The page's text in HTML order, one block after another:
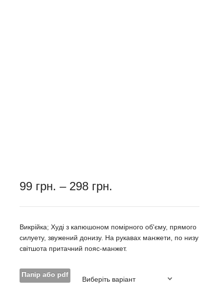
99 грн. – 298 грн.
від
грн.
до
298
Викрійка; Худі з капюшоном помірного об'єму, прямого
силуету, звужений донизу. На рукавах манжети, по низу
світшота притачний пояс-манжет.
Папір або pdf